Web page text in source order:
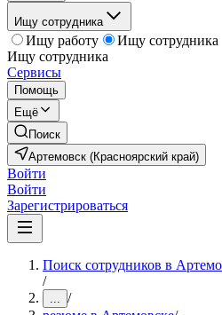
Ищу сотрудника
Ищу работу
Ищу сотрудника
Ищу сотрудника
Сервисы
Помощь
Ещё
Поиск
Артемовск (Красноярский край)
Войти
Войти
Зарегистрироваться
Поиск сотрудников в
/
... /